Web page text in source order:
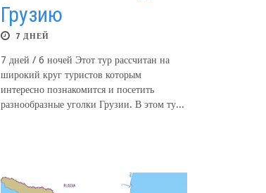
Грузию
7 ДНЕЙ
7 дней / 6 ночей Этот тур рассчитан на
широкий круг туристов которым
интересно познакомится и посетить
разнообразные уголки Грузии. В этом ту...